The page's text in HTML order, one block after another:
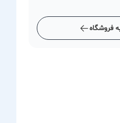
فروشگاه